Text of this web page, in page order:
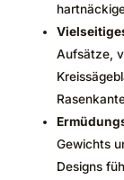
Aufsätze,
Gewichts
Designs